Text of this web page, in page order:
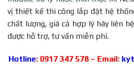
vị thiết kế thi công lắp đặt hệ
chất lượng, giá cả hợp lý hãy liên
được hỗ trợ, tư vấn miễn phí.
Hotline: 0917 347 578 – Email: